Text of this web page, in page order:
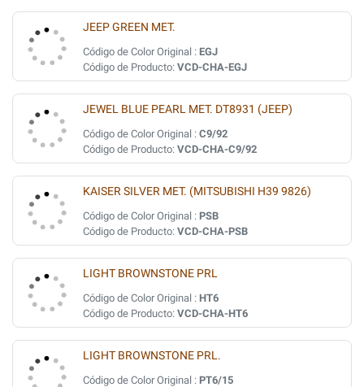
JEEP GREEN MET.
Código de Color Original : EGJ
Código de Producto: VCD-CHA-EGJ
JEWEL BLUE PEARL MET. DT8931 (JEEP)
Código de Color Original : C9/92
Código de Producto: VCD-CHA-C9/92
KAISER SILVER MET. (MITSUBISHI H39 9826)
Código de Color Original : PSB
Código de Producto: VCD-CHA-PSB
LIGHT BROWNSTONE PRL
Código de Color Original : HT6
Código de Producto: VCD-CHA-HT6
LIGHT BROWNSTONE PRL.
Código de Color Original : PT6/15